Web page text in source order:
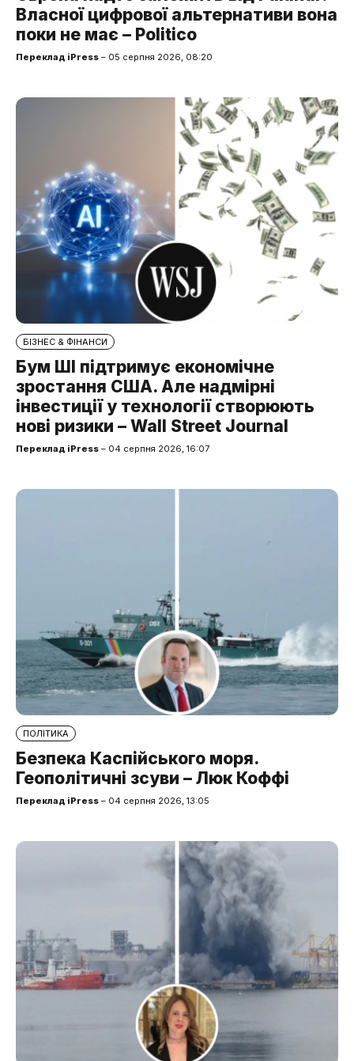
Власної цифрової альтернативи вона
поки не має – Politico
Переклад iPress – 05 серпня 2026, 08:20
БІЗНЕС & ФІНАНСИ
Бум ШІ підтримує економічне
зростання США. Але надмірні
інвестиції у технології створюють
нові ризики – Wall Street Journal
Переклад iPress – 04 серпня 2026, 16:07
ПОЛІТИКА
Безпека Каспійського моря.
Геополітичні зсуви – Люк Коффі
Переклад iPress – 04 серпня 2026, 13:05